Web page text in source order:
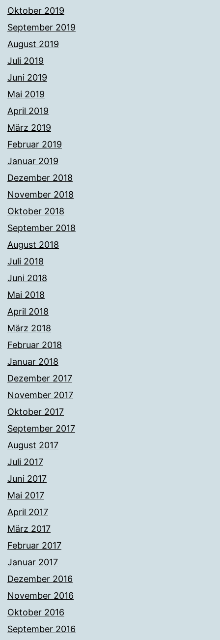
Oktober 2019
September 2019
August 2019
Juli 2019
Juni 2019
Mai 2019
April 2019
März 2019
Februar 2019
Januar 2019
Dezember 2018
November 2018
Oktober 2018
September 2018
August 2018
Juli 2018
Juni 2018
Mai 2018
April 2018
März 2018
Februar 2018
Januar 2018
Dezember 2017
November 2017
Oktober 2017
September 2017
August 2017
Juli 2017
Juni 2017
Mai 2017
April 2017
März 2017
Februar 2017
Januar 2017
Dezember 2016
November 2016
Oktober 2016
September 2016